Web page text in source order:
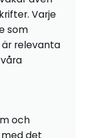
Varje
som
relevanta
och